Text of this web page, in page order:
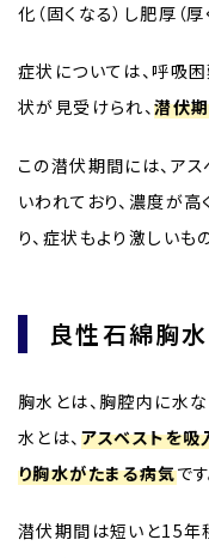
化（固くなる）し肥厚（
症状については、呼吸
状が見受けられ、潜伏
この潜伏期間には、ア
いわれており、濃度が
り、症状もより激しいも
良性石綿胸水
胸水とは、胸腔内に水
水とは、 アスベストを吸
り胸水がたまる病気です
潜伏期間は短いと15年